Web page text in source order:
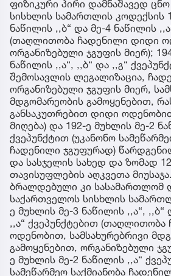
ფიზიკური პირი დამნაშავედ
სისხლის სამართლის კოდექსის
ნაწილის ,,ბ“ და მე-4 ნაწილის
(თაღლითობა ჩადენილი დიდი
ორგანიზებული ჯგუფის მიერ);
ნაწილის ,,ა“, ,,ბ“ და ,,გ“
შემოსავლის ლეგალიზაცია,
ორგანიზებული ჯგუფის მიერ,
მდგომარეობის გამოყენებით,
განსაკუთრებით დიდი
მიღება) და 192-ე მუხლის მე-2
ქვეპუნქტით (უკანონო
ჩადენილი ჯგუფურად)
და სასჯელის სახედ და ზომად
თავისუფლების აღკვეთა
ბრალდებული კი სასამართლომ
საქართველოს სისხლის
ე მუხლის მე-3 ნაწილის ,,ა“, ,,ბ“
,,ა“ ქვეპუნქტებით
ოდენობით, სამსახურებრივი
გამოყენებით, ორგანიზებული
ე მუხლის მე-2 ნაწილის ,,ა“
სამეწარმეო საქმიანობა